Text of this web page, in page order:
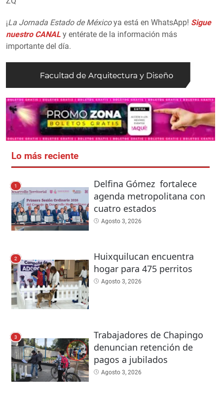
¡La Jornada Estado de Méxicoya está en WhatsApp! Sigue
nuestro CANAL y entérate de la información más
importante del día.
Lo más reciente
1
Delfina Gómez fortalece
agenda metropolitana con
cuatro estados
Agosto 3, 2026
2
Huixquilucan encuentra
hogar para 475 perritos
Agosto 3, 2026
3
Trabajadores de Chapingo
denuncian retención de
pagos a jubilados
Agosto 3, 2026